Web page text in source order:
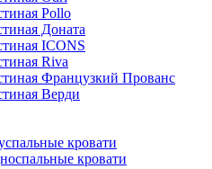
Pollo
Доната
ICONS
Riva
Французкий Прованс
Верди
кровати
кровати